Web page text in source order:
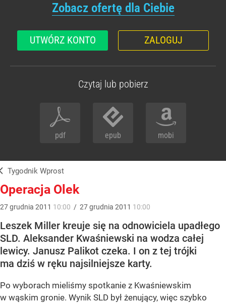
Zobacz ofertę dla Ciebie
UTWÓRZ KONTO ZALOGUJ
Czytaj lub pobierz
pdf epub mobi
Tygodnik Wprost
Operacja Olek
27grudnia 2011 10:00 / 27grudnia 2011 10:00
Leszek Miller kreuje się na odnowiciela upadłego
SLD. Aleksander Kwaśniewski na wodza całej
lewicy. Janusz Palikot czeka. I on z tej trójki
ma dziś w ręku najsilniejsze karty.
Po wyborach mieliśmy spotkanie z Kwaśniewskim
w wąskim gronie. Wynik SLD był żenujący, więc szybko